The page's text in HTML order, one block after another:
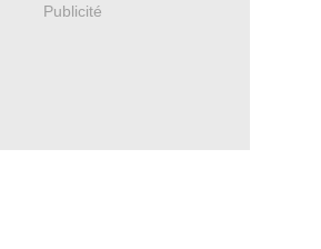
Publicité